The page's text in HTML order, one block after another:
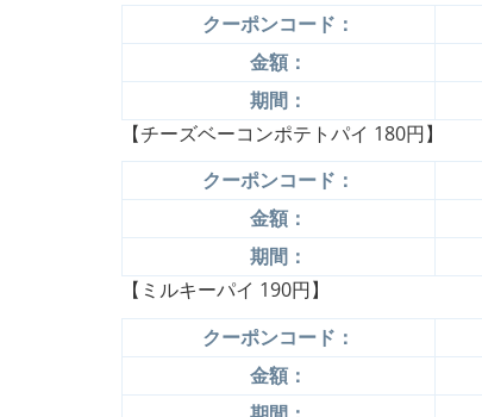
クーポンコード：
金額：
期間：
【チーズベーコンポテトパイ 180円】
クーポンコード：
金額：
期間：
【ミルキーパイ 190円】
クーポンコード：
金額：